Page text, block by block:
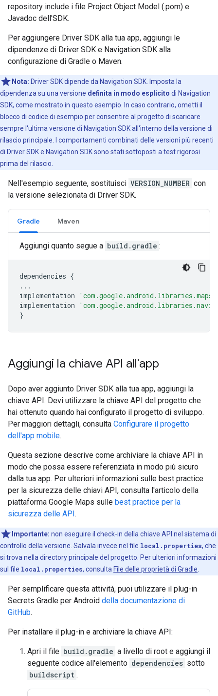
repository include i file Project Object Model (.pom) e
Javadoc dell'SDK.
Per aggiungere Driver SDK alla tua app, aggiungi le
dipendenze di Driver SDK e Navigation SDK alla
configurazione di Gradle o Maven.
Nota: Driver SDK dipende da Navigation SDK. Imposta la
dipendenza su una versione definita in modo esplicito di Navigation
SDK, come mostrato in questo esempio. In caso contrario, ometti il
blocco di codice di esempio per consentire al progetto di scaricare
sempre l'ultima versione di Navigation SDK all'interno della versione di
rilascio principale. I comportamenti combinati delle versioni più recenti
di Driver SDK e Navigation SDK sono stati sottoposti a test rigorosi
prima del rilascio.
Nell'esempio seguente, sostituisci VERSION_NUMBER con
la versione selezionata di Driver SDK.
Gradle Maven
Aggiungi quanto segue a build.gradle :
dependencies {
...
implementation
implementation
}
Aggiungi la chiave API all'app
Dopo aver aggiunto Driver SDK alla tua app, aggiungi la
chiave API. Devi utilizzare la chiave API del progetto che
hai ottenuto quando hai configurato il progetto di sviluppo.
Per maggiori dettagli, consulta Configurare il progetto
dell'app mobile.
Questa sezione descrive come archiviare la chiave API in
modo che possa essere referenziata in modo più sicuro
dalla tua app. Per ulteriori informazioni sulle best practice
per la sicurezza delle chiavi API, consulta l'articolo della
piattaforma Google Maps sulle best practice per la
sicurezza delle API.
Importante: non eseguire il check-in della chiave API nel sistema di
controllo della versione. Salvala invece nel file local.properties, che
si trova nella directory principale del progetto. Per ulteriori informazioni
sul file local.properties, consulta File delle proprietà di Gradle
Per semplificare questa attività, puoi utilizzare il plug-in
Secrets Gradle per Android della documentazione di
GitHub.
Per installare il plug-in e archiviare la chiave API:
Apri il file build.gradle a livello di root e aggiungi il
seguente codice all'elemento dependencies sotto
buildscript .